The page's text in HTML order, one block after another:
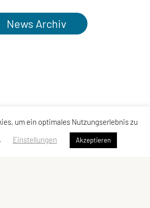
News Archiv
um ein optimales Nutzungserlebnis zu
Einstellungen Akzeptieren